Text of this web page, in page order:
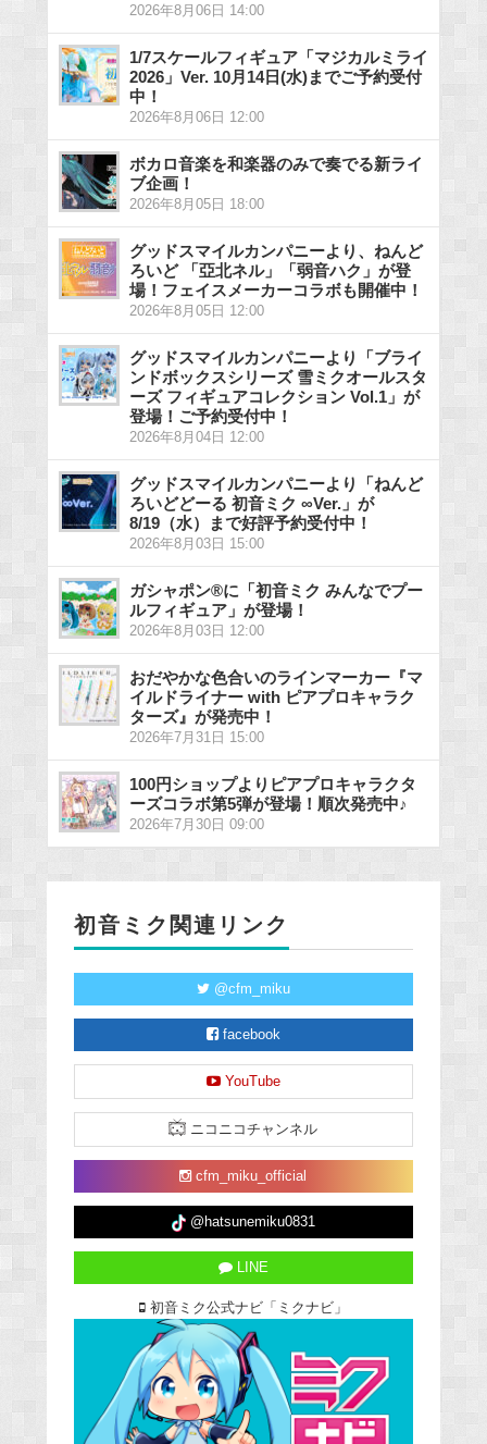
2026年8月06日 14:00
1/7スケールフィギュア「マジカルミライ
2026」Ver. 10月14日(水)までご予約受付
中！
2026年8月06日 12:00
ボカロ音楽を和楽器のみで奏でる新ライ
ブ企画！
2026年8月05日 18:00
グッドスマイルカンパニーより、ねんど
ろいど 「亞北ネル」「弱音ハク」が登
場！フェイスメーカーコラボも開催中！
2026年8月05日 12:00
グッドスマイルカンパニーより「ブライ
ンドボックスシリーズ 雪ミクオールスタ
ーズ フィギュアコレクション Vol.1」が
登場！ご予約受付中！
2026年8月04日 12:00
グッドスマイルカンパニーより「ねんど
ろいどどーる 初音ミク ∞Ver.」が
8/19（水）まで好評予約受付中！
2026年8月03日 15:00
ガシャポン®に「初音ミク みんなでプー
ルフィギュア」が登場！
2026年8月03日 12:00
おだやかな色合いのラインマーカー『マ
イルドライナー with ピアプロキャラク
ターズ』が発売中！
2026年7月31日 15:00
100円ショップよりピアプロキャラクタ
ーズコラボ第5弾が登場！順次発売中♪
2026年7月30日 09:00
初音ミク関連リンク
@cfm_miku
facebook
YouTube
ニコニコチャンネル
cfm_miku_official
@hatsunemiku0831
LINE
初音ミク公式ナビ「ミクナビ」